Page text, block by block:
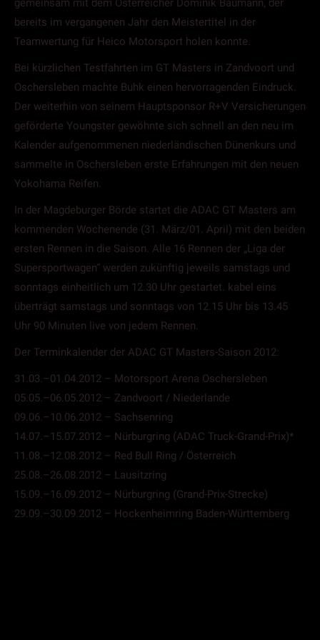
gemeinsam mit dem Österreicher Dominik Baumann, der
bereits im vergangenen Jahr den Meistertitel in der
Teamwertung für Heico Motorsport holen konnte.
Bei kürzlichen Testfahrten im GT Masters in Zandvoort und
Oschersleben machte Buhk einen hervorragenden Eindruck.
Der weiterhin von seinem Hauptsponsor R+V Versicherungen
geförderte Youngster gewöhnte sich schnell an den neu im
Kalender aufgenommenen niederländischen Dünenkurs und
sammelte in Oschersleben erste Erfahrungen mit den neuen
Yokohama Reifen.
In der Magdeburger Börde startet die ADAC GT Masters am
kommenden Wochenende (31. März/01. April) mit den beiden
ersten Rennen in die Saison. Alle 16 Rennen der „Liga der
Supersportwagen“ werden zukünftig jeweils samstags und
sonntags einheitlich um 12.30 Uhr gestartet. kabel eins
überträgt samstags und sonntags von 12.15 Uhr bis 13.45
Uhr 90 Minuten live von jedem Rennen.
Der Terminkalender der ADAC GT Masters-Saison 2012:
31.03.–01.04.2012 – Motorsport Arena Oschersleben
05.05.–06.05.2012 – Zandvoort / Niederlande
09.06.–10.06.2012 – Sachsenring
14.07.–15.07.2012 – Nürburgring (ADAC Truck-Grand-Prix)*
11.08.–12.08.2012 – Red Bull Ring / Österreich
25.08.–26.08.2012 – Lausitzring
15.09.–16.09.2012 – Nürburgring (Grand-Prix-Strecke)
29.09.–30.09.2012 – Hockenheimring Baden-Württemberg